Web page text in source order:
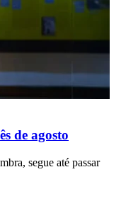
de agosto
segue até passar